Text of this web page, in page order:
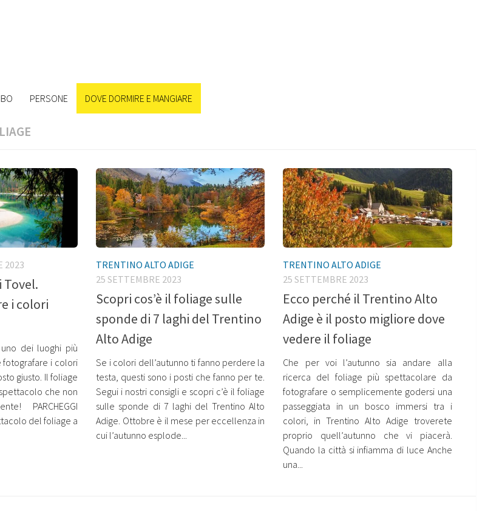
PERSONE DOVE DORMIRE E MANGIARE
2023
Tovel.
i colori
dei luoghi più
i colori
giusto. Il foliage
che non
PARCHEGGI
del foliage a
TRENTINO ALTO ADIGE
25 SETTEMBRE 2023
Scopri cos’è il foliage sulle
sponde di 7 laghi del Trentino
Alto Adige
Se i colori dell’autunno ti fanno perdere la
testa, questi sono i posti che fanno per te.
Segui i nostri consigli e scopri c’è il foliage
sulle sponde di 7 laghi del Trentino Alto
Adige. Ottobre è il mese per eccellenza in
cui l’autunno esplode...
TRENTINO ALTO ADIGE
25 SETTEMBRE 2023
Ecco perché il Trentino Alto
Adige è il posto migliore dove
vedere il foliage
Che per voi l’autunno sia andare alla
ricerca del foliage più spettacolare da
fotografare o semplicemente godersi una
passeggiata in un bosco immersi tra i
colori, in Trentino Alto Adige troverete
proprio quell’autunno che vi piacerà.
Quando la città si infiamma di luce Anche
una...